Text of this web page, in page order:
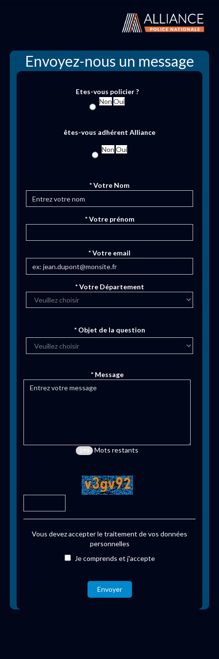
Envoyez-nous un message
Etes-vous policier ?
Non Oui
êtes-vous adhérent Alliance
Non Oui
* Votre Nom
* Votre prénom
* Votre email
* Votre Département
* Objet de la question
* Message
299 Mots restants
Vous devez accepter le traitement de vos données
personnelles
Je comprends et j'accepte
Envoyer